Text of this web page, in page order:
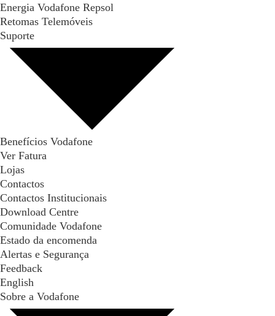
Energia Vodafone Repsol
Retomas Telemóveis
Suporte
Benefícios Vodafone
Ver Fatura
Lojas
Contactos
Contactos Institucionais
Download Centre
Comunidade Vodafone
Estado da encomenda
Alertas e Segurança
Feedback
English
Sobre a Vodafone